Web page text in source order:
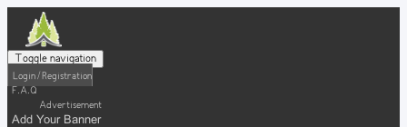
Toggle navigation
Login / Registration
F.A.Q
Advertisement
Add Your Banner